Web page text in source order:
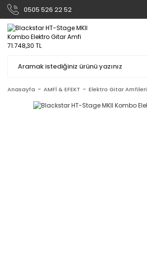
0505 526 22 52
Anasayfa AMFİ & EFEKT Elektro Gitar Amfileri